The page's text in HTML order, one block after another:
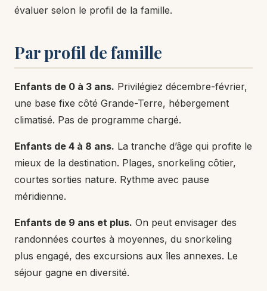
évaluer selon le profil de la famille.
Par profil de famille
Enfants de 0 à 3 ans. Privilégiez décembre-février,
une base fixe côté Grande-Terre, hébergement
climatisé. Pas de programme chargé.
Enfants de 4 à 8 ans. La tranche d’âge qui profite le
mieux de la destination. Plages, snorkeling côtier,
courtes sorties nature. Rythme avec pause
méridienne.
Enfants de 9 ans et plus. On peut envisager des
randonnées courtes à moyennes, du snorkeling
plus engagé, des excursions aux îles annexes. Le
séjour gagne en diversité.